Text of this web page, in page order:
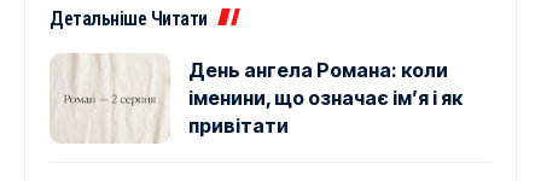
Детальніше Читати
День ангела Романа: коли
іменини, що означає ім’я і як
привітати